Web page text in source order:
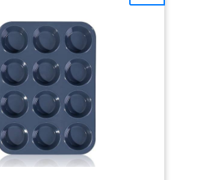
nettoyer dans l'évier
également au lave-
vaisselle. L'ensemble
comprend – deux
21,6 cm. Moules à
gâteau ronds, un
moule à cake moyen,
un moule à muffins
de 12 tasses, 35,6
cm. plaque à biscuits
moyenne et plat à
du
et les
pendant
à
de
est plus
la
plus
à
a
aluminium 100 pourcent recycle
résistant que l'aluminium
traditionnel alliage ultra
écologique, nécessitant jusqu'à
95 pourcent d'énergie en moins
pour sa fabrication aluminium
recyclé comparé à l'extraction
d'aluminium neuf Eco-
responsable : Produit
recyclable avec revêtement
antiadhésif sûr (pas de pfoa,
pas de plomb, pas de
cadmium) contrôles plus stricts
que ceux exigés par la
réglementation en vigueur sur le